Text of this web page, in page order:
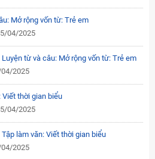
Mở rộng vốn từ: Trẻ em
04/2025
Luyện từ và câu: Mở rộng vốn từ: Trẻ em
2025
Viết thời gian biểu
04/2025
làm văn: Viết thời gian biểu
2025